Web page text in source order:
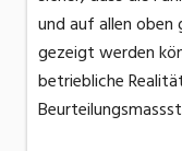
und auf allen oben
gezeigt werden
betriebliche